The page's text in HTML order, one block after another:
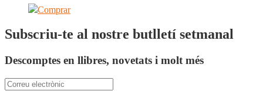
Comprar
Subscriu-te al nostre butlletí setmanal
Descomptes en llibres, novetats i molt més